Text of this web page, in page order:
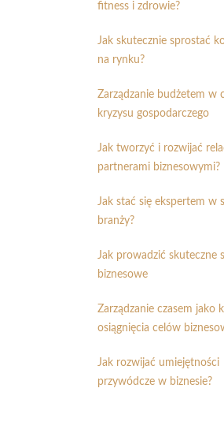
fitness i zdrowie?
Jak skutecznie sprostać
na rynku?
Zarządzanie budżetem w
kryzysu gospodarczego
Jak tworzyć i rozwijać
partnerami biznesowymi?
Jak stać się ekspertem w
branży?
Jak prowadzić skuteczne
biznesowe
Zarządzanie czasem jako
osiągnięcia celów
Jak rozwijać umiejętności
przywódcze w biznesie?